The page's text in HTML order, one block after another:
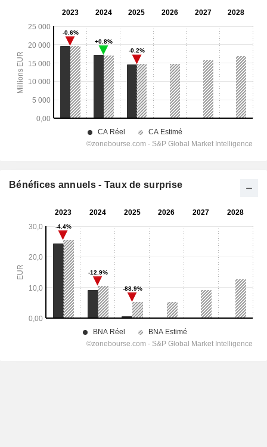
Bénéfices annuels - Taux de surprise